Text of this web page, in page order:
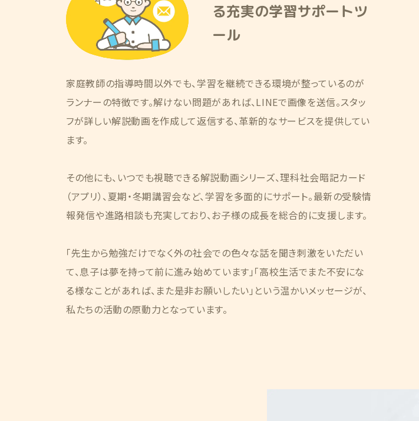
る充実の学習サポートツ
ール
家庭教師の指導時間以外でも、学習を継続できる環境が整っているのが
ランナーの特徴です。解けない問題があれば、LINEで画像を送信。スタッ
フが詳しい解説動画を作成して返信する、革新的なサービスを提供してい
ます。
その他にも、いつでも視聴できる解説動画シリーズ、理科社会暗記カード
（アプリ）、夏期・冬期講習会など、学習を多面的にサポート。最新の受験情
報発信や進路相談も充実しており、お子様の成長を総合的に支援します。
「先生から勉強だけでなく外の社会での色々な話を聞き刺激をいただい
て、息子は夢を持って前に進み始めています」「高校生活でまた不安にな
る様なことがあれば、また是非お願いしたい」という温かいメッセージが、
私たちの活動の原動力となっています。